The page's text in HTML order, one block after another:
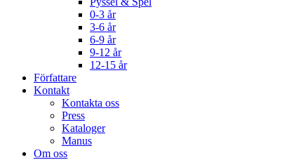
0-3 år
3-6 år
6-9 år
9-12 år
12-15 år
Författare
Kontakt
Kontakta oss
Press
Kataloger
Manus
Om oss